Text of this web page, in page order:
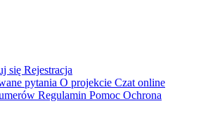
się Rejestracja
pytania O projekcie Czat online
Regulamin Pomoc Ochrona